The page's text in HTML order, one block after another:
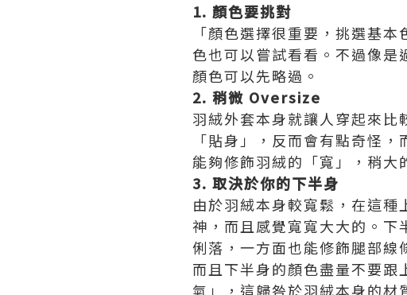
1. 顏色要挑對
「顏色選擇很重要，挑選基
色也可以嘗試看看。不過像
顏色可以先略過。
2. 稍微 Oversize
羽絨外套本身就讓人穿起來
「貼身」，反而會有點奇怪
能夠修飾羽絨的「寬」，稍
3. 取決於你的下半身
由於羽絨本身較寬鬆，在這
神，而且感覺寬寬大大的。
俐落，一方面也能修飾腿部線
而且下半身的顏色盡量不要
氣」，這歸咎於羽絨本身的